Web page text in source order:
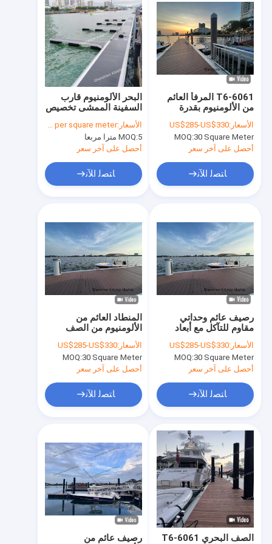
المنتجات
أشرطة فيديو
حول بنا
ضبط الجودة
اتصل بنا
أخبار
الاحواض البحرية العائمة
أحواض عائمة من الألومنيوم
الاصبع قفص الاتهام
البحر الألومنيوم قارب
السفينة الممشى تخصيص
Freeboard
الأسعار:USD200-USD500 per square meter
MOQ:5 مترا مربعا
أحصل على آخر سعر
ﺎﺘﺼﻟ ﺍﻶﻧ
6061-T6 المرفأ العائم
من الألومنيوم بقدرة
متر مربع وتصميم وحدات
لمشاريع المارينا
الأسعار:US$285-US$330
MOQ:30 Square Meter
أحصل على آخر سعر
ﺎﺘﺼﻟ ﺍﻶﻧ
المنطاد العائم من
الألومنيوم من الصف
أبعاد قابلة للتخصيص
وقدرة حمل 250-275
كجم / متر مربع
الأسعار:US$285-US$330
MOQ:30 Square Meter
أحصل على آخر سعر
ﺎﺘﺼﻟ ﺍﻶﻧ
رصيف عائم وحداتي
مقاوم للتآكل مع أبعاد
قابلة للتخصيص
للتطبيقات البحرية
الأسعار:US$285-US$330
MOQ:30 Square Meter
أحصل على آخر سعر
ﺎﺘﺼﻟ ﺍﻶﻧ
رصيف عائم من
الصف البحري 6061-T6